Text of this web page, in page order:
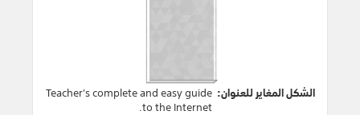
الشكل المغاير للعنوان: Teacher's complete and easy guide
to the Internet.